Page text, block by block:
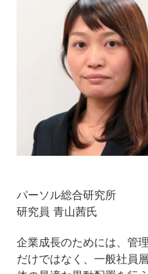
パーソル総合研究所
研究員 青山茜氏
企業成長のためには、管
だけではなく、一般社員